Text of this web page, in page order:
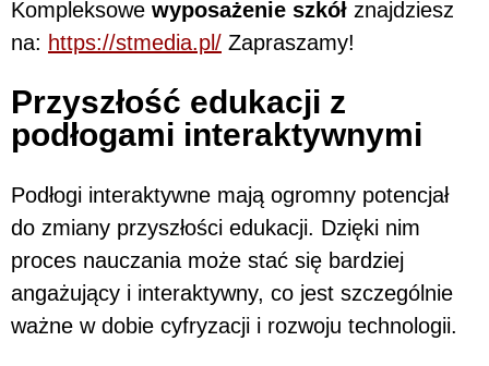
Kompleksowe wyposażenie szkół znajdziesz
na: https://stmedia.pl/ Zapraszamy!
Przyszłość edukacji z
podłogami interaktywnymi
Podłogi interaktywne mają ogromny potencjał
do zmiany przyszłości edukacji. Dzięki nim
proces nauczania może stać się bardziej
angażujący i interaktywny, co jest szczególnie
ważne w dobie cyfryzacji i rozwoju technologii.